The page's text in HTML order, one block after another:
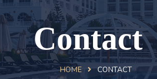
Contact
HOME CONTACT